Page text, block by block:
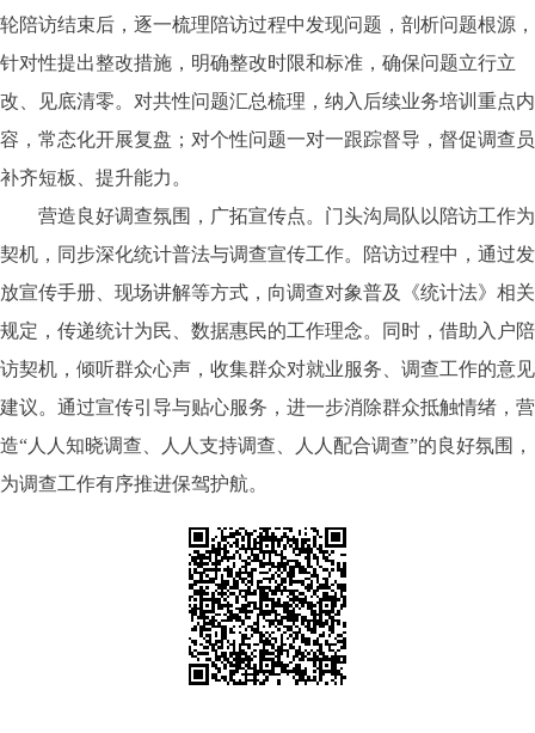
轮陪访结束后，逐一梳理陪访过程中发现问题，剖析问题根源，
针对性提出整改措施，明确整改时限和标准，确保问题立行立
改、见底清零。对共性问题汇总梳理，纳入后续业务培训重点内
容，常态化开展复盘；对个性问题一对一跟踪督导，督促调查员
补齐短板、提升能力。
营造良好调查氛围，广拓宣传点。门头沟局队以陪访工作为
契机，同步深化统计普法与调查宣传工作。陪访过程中，通过发
放宣传手册、现场讲解等方式，向调查对象普及《统计法》相关
规定，传递统计为民、数据惠民的工作理念。同时，借助入户陪
访契机，倾听群众心声，收集群众对就业服务、调查工作的意见
建议。通过宣传引导与贴心服务，进一步消除群众抵触情绪，营
造“人人知晓调查、人人支持调查、人人配合调查”的良好氛围，
为调查工作有序推进保驾护航。